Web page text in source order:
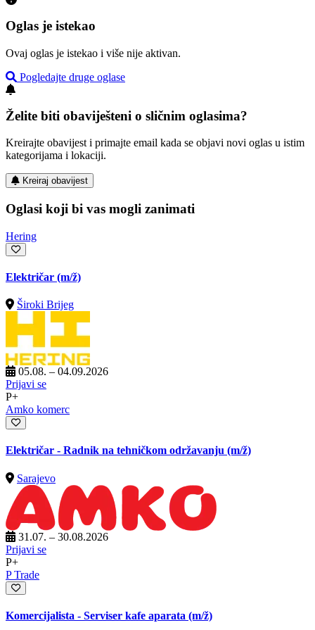
Oglas je istekao
Ovaj oglas je istekao i više nije aktivan.
Pogledajte druge oglase
Želite biti obaviješteni o sličnim oglasima?
Kreirajte obavijest i primajte email kada se objavi novi oglas u istim
kategorijama i lokaciji.
Kreiraj obavijest
Oglasi koji bi vas mogli zanimati
Hering
Električar (m/ž)
Široki Brijeg
05.08. – 04.09.2026
Prijavi se
P+
Amko komerc
Električar - Radnik na tehničkom održavanju (m/ž)
Sarajevo
31.07. – 30.08.2026
Prijavi se
P+
P Trade
Komercijalista - Serviser kafe aparata (m/ž)